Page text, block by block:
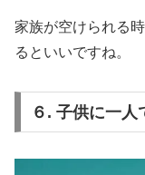
家族が空けられる
るといいですね。
６. 子供に一人